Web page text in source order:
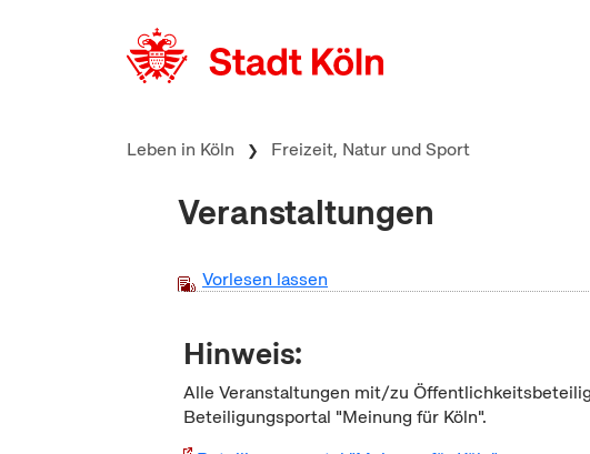
Leben in Köln Freizeit, Natur und Sport
Veranstaltungen
Vorlesen lassen
Hinweis:
Alle Veranstaltungen mit/zu
Beteiligungsportal "Meinung für Köln".